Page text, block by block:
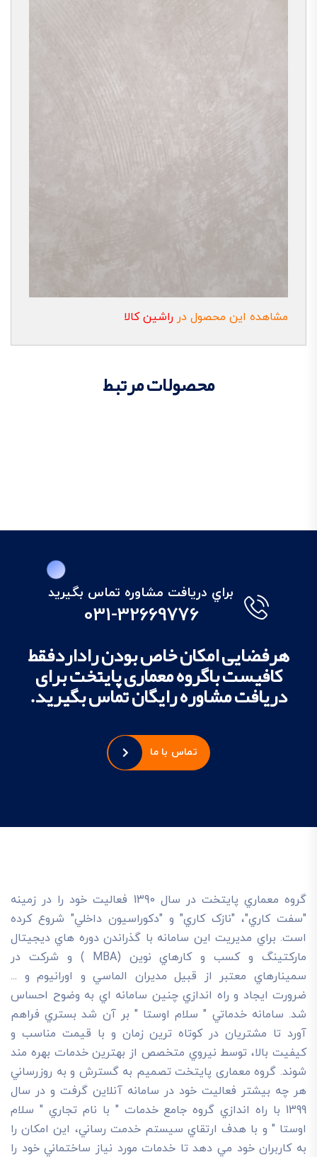
مشاهده این محصول در راشین کالا
محصولات مرتبط
براي دريافت مشاوره تماس بگيريد
031-32669776
هرفضایی امکان خاص بودن راداردفقط
کافیست باگروه معماری پایتخت برای
دریافت مشاوره رایگان تماس بگیرید.
تماس با ما
گروه معماري پايتخت در سال 1390 فعاليت خود را در زمينه
"سفت کاري"، "نازک کاري" و "دکوراسيون داخلي" شروع کرده
است. براي مديريت اين سامانه با گذراندن دوره هاي ديجيتال
مارکتينگ و کسب و کارهاي نوين (MBA ) و شرکت در
سمينارهاي معتبر از قبيل مديران الماسي و اورانيوم و ...
ضرورت ايجاد و راه اندازي چنين سامانه اي به وضوح احساس
شد. سامانه خدماتي " سلام اوستا " بر آن شد بستري فراهم
آورد تا مشتريان در کوتاه ترين زمان و با قيمت مناسب و
کيفيت بالا، توسط نيروي متخصص از بهترين خدمات بهره مند
شوند. گروه معماری پایتخت تصميم به گسترش و به روزرساني
هر چه بيشتر فعاليت خود در سامانه آنلاين گرفت و در سال
1399 با راه اندازي گروه جامع خدمات " با نام تجاري " سلام
اوستا " و با هدف ارتقاي سيستم خدمت رساني، اين امکان را
به کاربران خود مي دهد تا خدمات مورد نياز ساختماني خود را